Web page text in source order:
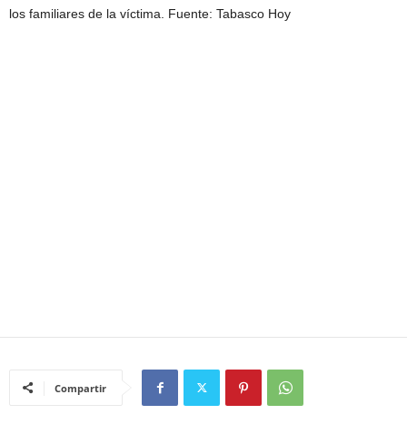
los familiares de la víctima. Fuente: Tabasco Hoy
Compartir